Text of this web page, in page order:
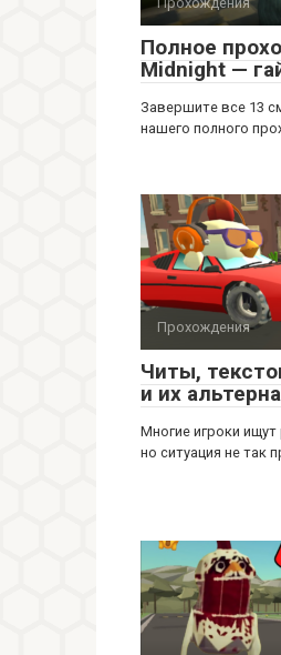
Полное
Midnight —
Завершите все 13
нашего полного
Прохождения
Читы,
и их
Многие игроки ищут
но ситуация не так